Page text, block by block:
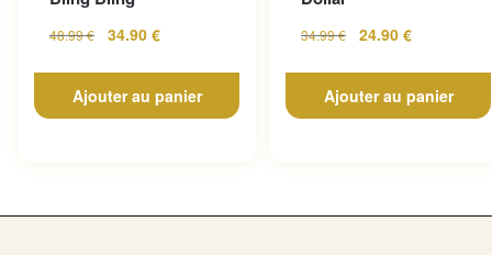
48.99€ 34.90 €
Ajouter au panier
34.99€ 24.90 €
Ajouter au panier